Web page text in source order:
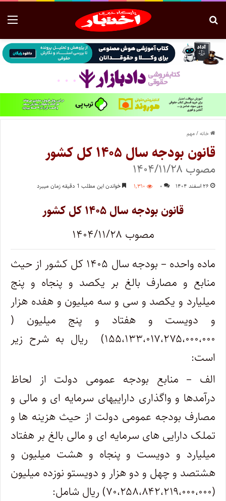
خانه/مهم
قانون بودجه سال ۱۴۰۵ کل کشور
مصوب ۱۴۰۴/۱۱/۲۸
۲۶ اسفند ۱۴۰۴ ۰ ۱,۳۱۰ خواندن این مطلب 1 دقیقه زمان میبرد
قانون بودجه سال ۱۴۰۵ کل کشور
مصوب ۱۴۰۴/۱۱/۲۸
ماده واحده – بودجه سال ۱۴۰۵ کل کشور از حیث
منابع و مصارف بالغ بر یکصد و پنجاه و پنج
میلیارد و یکصد و سی و سه میلیون و هفده هزار
و دویست و هفتاد و پنج میلیون (
۱۵۵،۱۳۳،۰۱۷،۲۷۵،۰۰۰،۰۰۰) ریال به شرح زیر
است:
الف – منابع بودجه عمومی دولت از لحاظ
درآمدها و واگذاری داراییهای سرمایه ای و مالی و
مصارف بودجه عمومی دولت از حیث هزینه ها و
تملک دارایی های سرمایه ای و مالی بالغ بر هفتاد
میلیارد و دویست و پنجاه و هشت میلیون و
هشتصد و چهل و دو هزار و دویستو نوزده میلیون
(۷۰،۲۵۸،۸۴۲،۲۱۹،۰۰۰،۰۰۰) ریال شامل: